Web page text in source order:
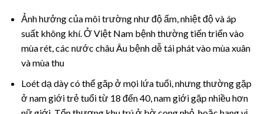
Ảnh hưởng của môi trường như độ ẩm, nhiệt độ và áp
suất không khí. Ở Việt Nam bệnh thường tiến triển vào
mùa rét, các nước châu Âu bệnh dễ tái phát vào mùa xuân
và mùa thu
Loét dạ dày có thể găp ở mọi lứa tuổi, nhưng thường gặp
ở nam giới trẻ tuổi từ 18 đến 40, nam giới gặp nhiều hơn